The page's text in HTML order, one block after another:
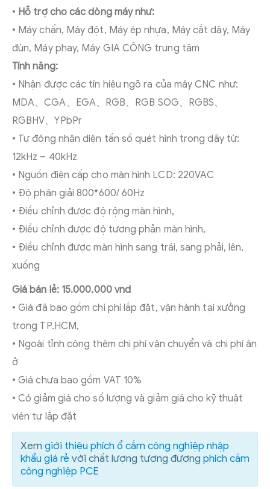
• Hỗ trợ cho các dòng máy như:
• Máy chấn, Máy đột, Máy ép nhựa, Máy cắt dây, Máy
đùn, Máy phay, Máy GIA CÔNG trung tâm
Tính năng:
• Nhận được các tín hiệu ngõ ra của máy CNC như:
MDA、CGA、EGA、RGB、RGB SOG、RGBS、
RGBHV、YPbPr
• Tự động nhận diện tần số quét hình trong dãy từ:
12kHz – 40kHz
• Nguồn điện cấp cho màn hình LCD: 220VAC
• Độ phân giải 800*600/ 60Hz
• Điều chỉnh được độ rộng màn hình,
• Điều chỉnh được độ tương phản màn hình,
• Điều chỉnh được màn hình sang trái, sang phải, lên,
xuống
Giá bán lẻ: 15.000.000 vnd
• Giá đã bao gồm chi phí lắp đặt, vận hành tại xưởng
trong TP.HCM,
• Ngoài tỉnh công thêm chi phí vận chuyển và chi phí ăn
ở
• Giá chưa bao gồm VAT 10%
• Có giảm giá cho số lượng và giảm giá cho kỹ thuật
viên tự lắp đặt
Xem giới thiệu phích ổ cắm công nghiệp nhập
khẩu giá rẻ với chất lượng tương đương phích cắm
công nghiệp PCE